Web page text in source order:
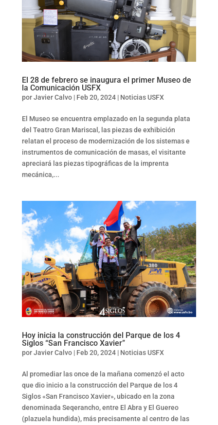
El 28 de febrero se inaugura el primer Museo de
la Comunicación USFX
porJavier Calvo| Feb 20, 2024| Noticias USFX
El Museo se encuentra emplazado en la segunda plata
del Teatro Gran Mariscal, las piezas de exhibición
relatan el proceso de modernización de los sistemas e
instrumentos de comunicación de masas, el visitante
apreciará las piezas tipográficas de la imprenta
mecánica,...
Hoy inicia la construcción del Parque de los 4
Siglos “San Francisco Xavier”
porJavier Calvo| Feb 20, 2024| Noticias USFX
Al promediar las once de la mañana comenzó el acto
que dio inicio a la construcción del Parque de los 4
Siglos «San Francisco Xavier», ubicado en la zona
denominada Seqerancho, entre El Abra y El Guereo
(plazuela hundida), más precisamente al centro de las